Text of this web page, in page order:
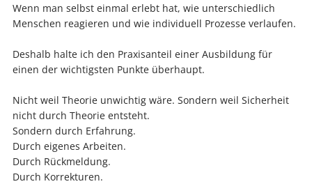
Wenn man selbst einmal erlebt hat, wie unterschiedlich
Menschen reagieren und wie individuell Prozesse verlaufen.
Deshalb halte ich den Praxisanteil einer Ausbildung für
einen der wichtigsten Punkte überhaupt.
Nicht weil Theorie unwichtig wäre. Sondern weil Sicherheit
nicht durch Theorie entsteht.
Sondern durch Erfahrung.
Durch eigenes Arbeiten.
Durch Rückmeldung.
Durch Korrekturen.